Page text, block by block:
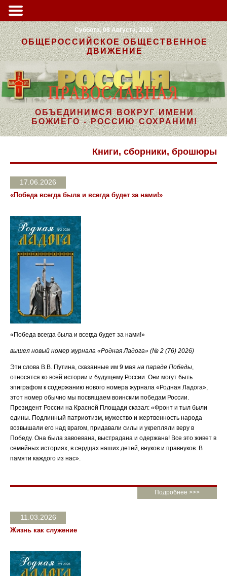
Суббота, 08 Августа, 2026
ОБЩЕРОССИЙСКОЕ ОБЩЕСТВЕННОЕ
ДВИЖЕНИЕ
ОБЪЕДИНИМСЯ ВОКРУГ ИМЕНИ
БОЖИЕГО - РОССИЮ СОХРАНИМ!
Книги, сборники, брошюры
17.06.2026
«Победа всегда была и всегда будет за нами!»
«Победа всегда была и всегда будет за нами!»
вышел новый номер журнала «Родная Ладога» (№ 2 (76) 2026)
Эти слова В.В. Путина, сказанные им 9 мая на параде Победы,
относятся ко всей истории и будущему России. Они могут быть
эпиграфом к содержанию нового номера журнала «Родная Ладога»,
этот номер обычно мы посвящаем воинским победам России.
Президент России на Красной Площади сказал: «Фронт и тыл были
едины. Подлинный патриотизм, мужество и жертвенность народа
возвышали его над врагом, придавали силы и укрепляли веру в
Победу. Она была завоевана, выстрадана и одержана! Все это живет в
семейных историях, в сердцах наших детей, внуков и правнуков. В
памяти каждого из нас».
Подробнее >>>
11.03.2026
Жизнь как служение